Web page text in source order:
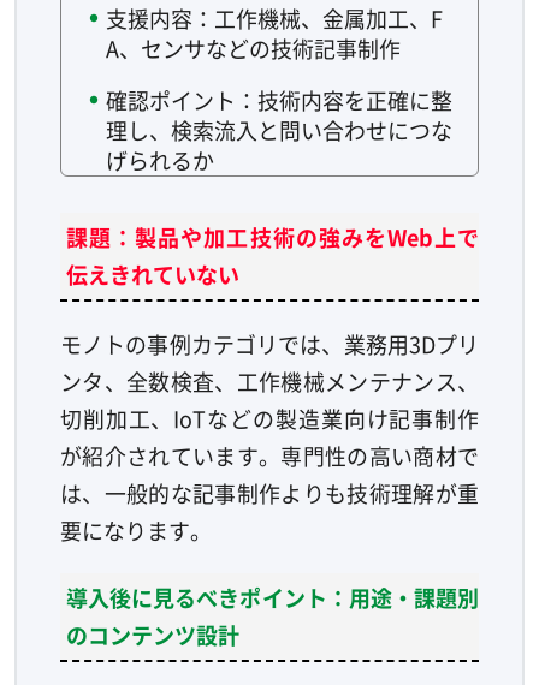
支援内容：工作機械、金属加工、F
A、センサなどの技術記事制作
確認ポイント：技術内容を正確に整
理し、検索流入と問い合わせにつな
げられるか
課題：製品や加工技術の強みをWeb上で
伝えきれていない
モノトの事例カテゴリでは、業務用3Dプリ
ンタ、全数検査、工作機械メンテナンス、
切削加工、IoTなどの製造業向け記事制作
が紹介されています。専門性の高い商材で
は、一般的な記事制作よりも技術理解が重
要になります。
導入後に見るべきポイント：用途・課題別
のコンテンツ設計